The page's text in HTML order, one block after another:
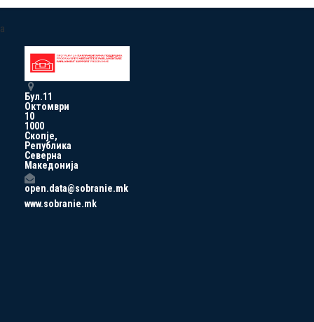
a
Бул.11
Октомври
10
1000
Скопје,
Република
Северна
Македонија
open.data@sobranie.mk
www.sobranie.mk